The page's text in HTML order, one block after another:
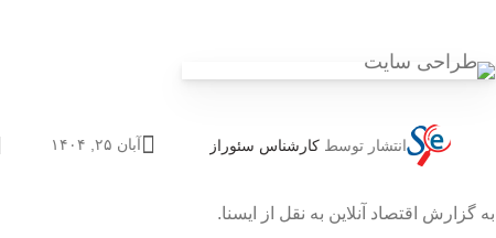
انتشار توسط کارشناس سئوراز آبان ۲۵, ۱۴۰۴
به گزارش اقتصاد آنلاین به نقل از ایسنا.